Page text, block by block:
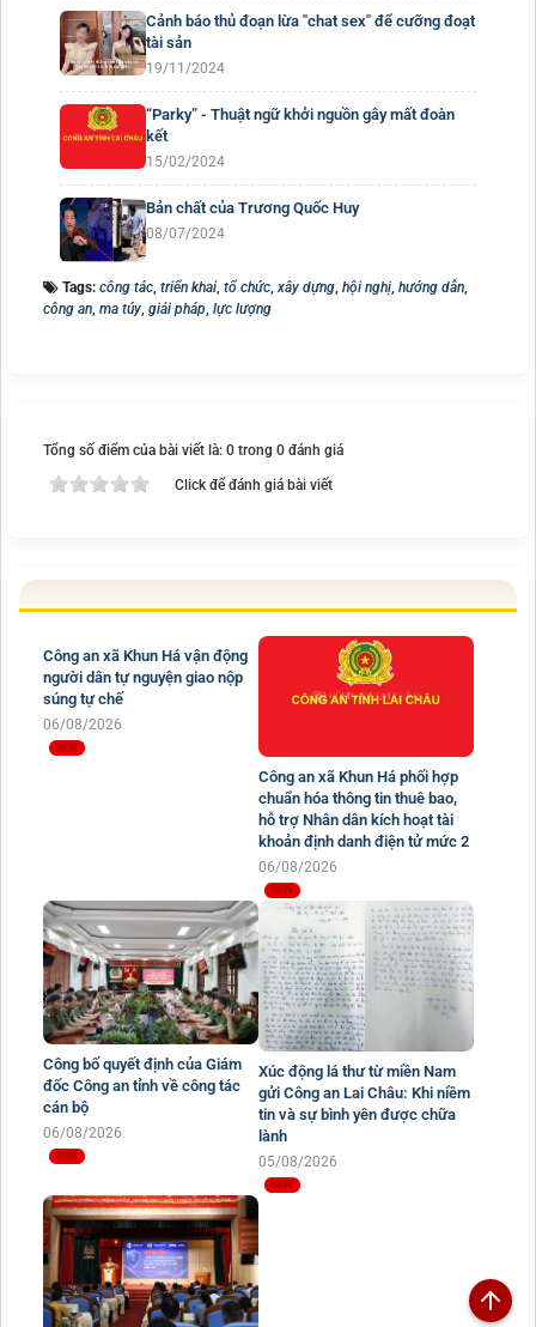
Cảnh báo thủ đoạn lừa "chat sex" để cưỡng đoạt
tài sản
19/11/2024
“Parky” - Thuật ngữ khởi nguồn gây mất đoàn
kết
15/02/2024
Bản chất của Trương Quốc Huy
08/07/2024
Tags: công tác, triển khai, tổ chức,xây dựng, hội nghị, hướng dẫn,
công an, ma túy, giải pháp, lực lượng
Tổng số điểm của bài viết là: 0 trong 0 đánh giá
Click để đánh giá bài viết
Công an xã Khun Há vận động
người dân tự nguyện giao nộp
súng tự chế
06/08/2026
Công an xã Khun Há phối hợp
chuẩn hóa thông tin thuê bao,
hỗ trợ Nhân dân kích hoạt tài
khoản định danh điện tử mức 2
06/08/2026
Công bố quyết định của Giám
đốc Công an tỉnh về công tác
cán bộ
06/08/2026
Xúc động lá thư từ miền Nam
gửi Công an Lai Châu: Khi niềm
tin và sự bình yên được chữa
lành
05/08/2026